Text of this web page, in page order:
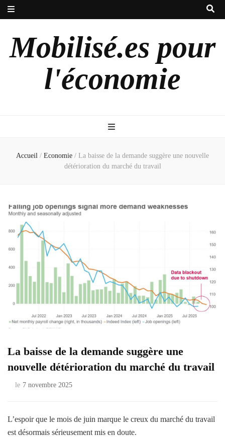
Mobilisé.es pour
l'économie
Accueil / Economie / La baisse de la demande suggère une nouvelle
détérioration du marché du travail
La baisse de la demande suggère une
nouvelle détérioration du marché du travail
le 7 novembre 2025
L’espoir que le mois de juin marque le creux du marché du travail
est désormais sérieusement mis en doute.